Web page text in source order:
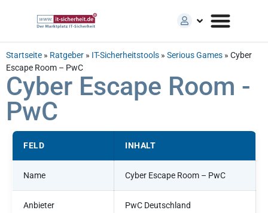
Startseite » Ratgeber » IT-Sicherheitstools » Serious Games » Cyber
Escape Room – PwC
Cyber Escape Room -
PwC
FELD INHALT
Name Cyber Escape Room – PwC
Anbieter PwC Deutschland